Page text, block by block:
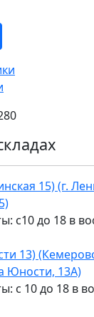
15) (г.
с10 до 18 в
13)
Юности, 13А)
с 10 до 18 в